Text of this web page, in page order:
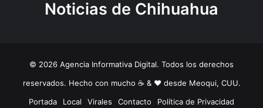
Noticias de Chihuahua
© 2026 Agencia Informativa Digital. Todos los derechos
reservados. Hecho con mucho ☕️ & ❤️ desde Meoqui, CUU.
Portada
Local Virales Contacto Política de Privacidad